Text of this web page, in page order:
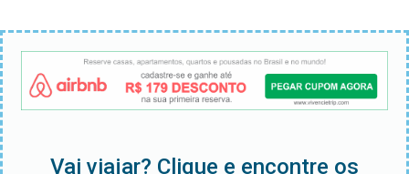
Vai viajar? Clique e encontre os